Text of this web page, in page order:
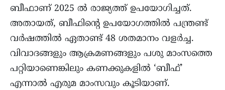
ബീഫാണ് 2025 ൽ രാജ്യത്ത് ഉപയോഗിച്ചത്.
അതായത്, ബീഫിന്റെ ഉപയോഗത്തിൽ പന്ത്രണ്ട്
വർഷത്തിൽ ഏതാണ്ട് 48 ശതമാനം വളർച്ച.
വിവാദങ്ങളും ആക്രമണങ്ങളും പശു മാംസത്തെ
പറ്റിയാണെങ്കിലും കണക്കുകളിൽ ‘ബീഫ്’
എന്നാൽ എരുമ മാംസവും കൂടിയാണ്.